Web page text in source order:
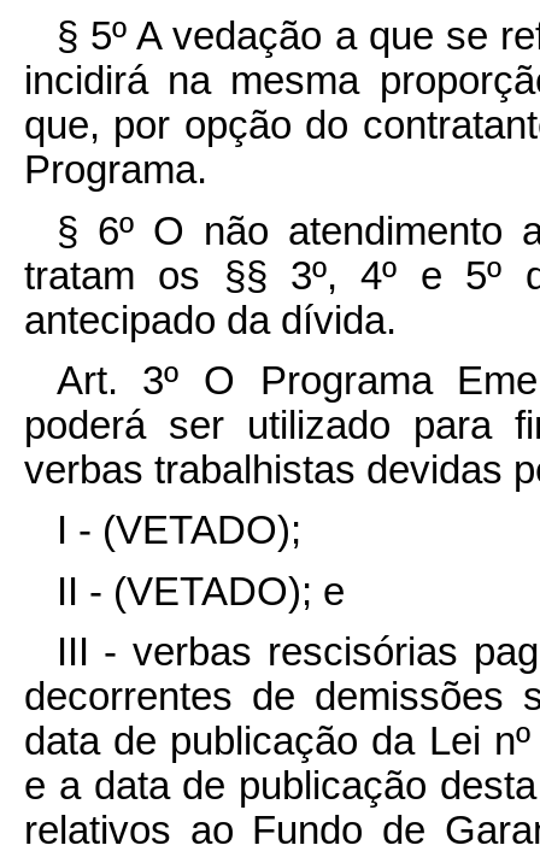
§ 5º A vedação a que se
incidirá na mesma
que, por opção do
Programa.
§ 6º O não atendimento
tratam os §§ 3º, 4º e 5º
antecipado da dívida.
Art. 3º O Programa
poderá ser utilizado para
verbas trabalhistas devidas
I - (VETADO);
II - (VETADO); e
III - verbas rescisórias
decorrentes de demissões
data de publicação da Lei
e a data de publicação
relativos ao Fundo de